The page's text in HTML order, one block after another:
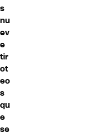
s
nu
ev
e
tir
ot
eo
s
qu
e
se